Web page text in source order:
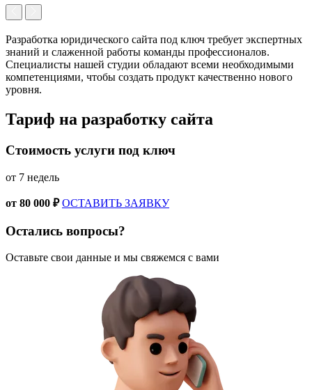
Разработка юридического сайта под ключ требует экспертных
знаний и слаженной работы команды профессионалов.
Специалисты нашей студии обладают всеми необходимыми
компетенциями, чтобы создать продукт качественно нового
уровня.
Тариф на разработку сайта
Стоимость услуги под ключ
от 7 недель
от 80 000 ₽ ОСТАВИТЬ ЗАЯВКУ
Остались вопросы?
Оставьте свои данные и мы свяжемся с вами